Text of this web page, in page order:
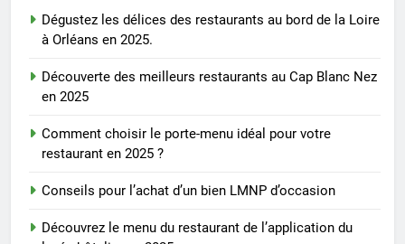
Dégustez les délices des restaurants au bord de la Loire
à Orléans en 2025.
Découverte des meilleurs restaurants au Cap Blanc Nez
en 2025
Comment choisir le porte-menu idéal pour votre
restaurant en 2025 ?
Conseils pour l’achat d’un bien LMNP d’occasion
Découvrez le menu du restaurant de l’application du